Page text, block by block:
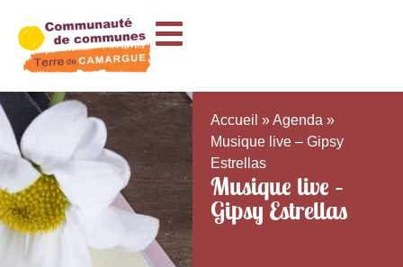
Accueil »Agenda »
Musique live – Gipsy
Estrellas
Musique live –
Gipsy Estrellas